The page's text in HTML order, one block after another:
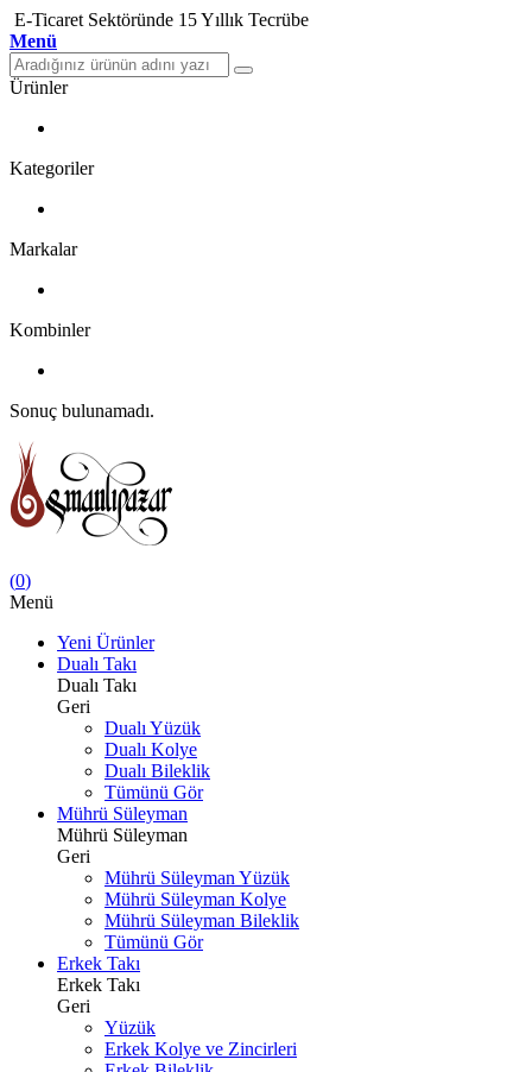
E-Ticaret Sektöründe 15 Yıllık Tecrübe
Menü
Ürünler
Kategoriler
Markalar
Kombinler
Sonuç bulunamadı.
(0)
Menü
Yeni Ürünler
Dualı Takı
Dualı Takı
Geri
Dualı Yüzük
Dualı Kolye
Dualı Bileklik
Tümünü Gör
Mührü Süleyman
Mührü Süleyman
Geri
Mührü Süleyman Yüzük
Mührü Süleyman Kolye
Mührü Süleyman Bileklik
Tümünü Gör
Erkek Takı
Erkek Takı
Geri
Yüzük
Erkek Kolye ve Zincirleri